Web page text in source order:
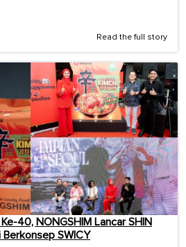
Read the full story
40, NONGSHIM Lancar SHIN
Berkonsep SWICY